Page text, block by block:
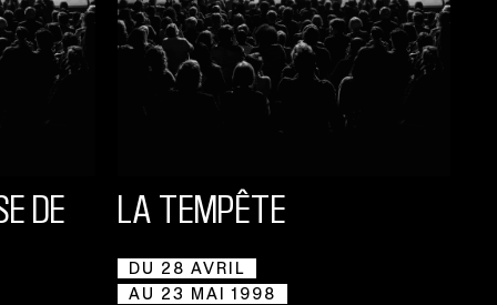
DE
LA TEMPÊTE
DU 28 AVRIL
AU 23 MAI 1998